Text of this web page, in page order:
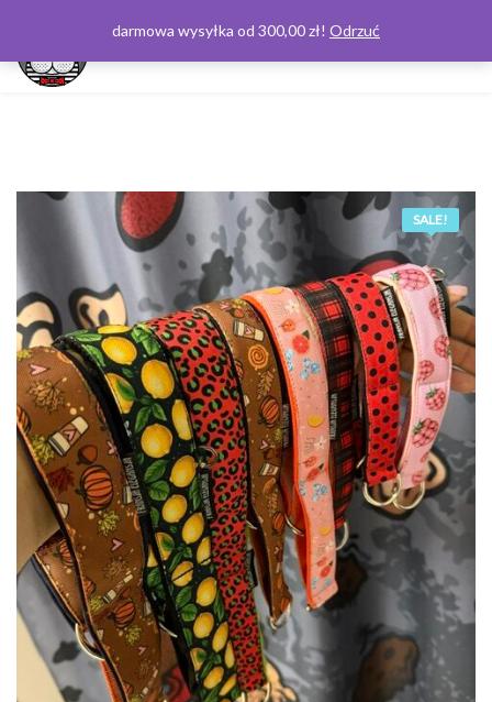
SALE!
darmowa wysyłka od 300,00 zł! Odrzuć